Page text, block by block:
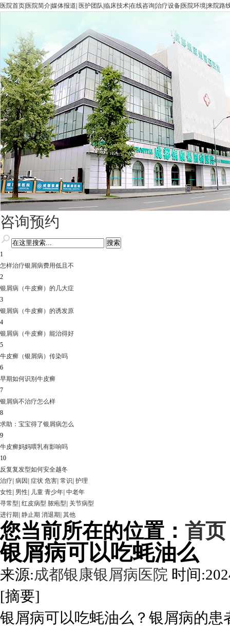
医院首页 医院简介媒体报道 医护团队 临床技术在线咨询 治疗设备 医院环境来院路
咨询预约
1
怎样治疗银屑病费用低且不
2
银屑病（牛皮癣）的几大症
3
银屑病（牛皮癣）的诱发原
4
银屑病（牛皮癣）能治得好
5
牛皮癣（银屑病）传染吗
6
早期如何识别牛皮癣
7
银屑病不治疗怎么样
8
求助：宝宝得了银屑病怎么
9
牛皮癣妈妈喂乳有影响吗
10
反复复发型如何安全越冬
治疗 病因 症状 危害 常识 护理
女性 男性 儿童 青少年 中老年
寻常型 红皮病型 脓疱型 关节病型
进行期 静止期 消退期 其他
您当前所在的位置： 首页
银屑病可以吃蚝油么
来源:成都银康银屑病医院 时间
[摘要]
银屑病可以吃蚝油么？银屑病的